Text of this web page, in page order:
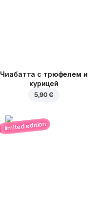
Чиабатта с трюфелем и
курицей
5,90 €
limited edition